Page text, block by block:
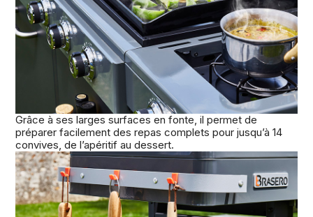
Grâce à ses larges surfaces en fonte, il permet de
préparer facilement des repas complets pour jusqu’à 14
convives, de l’apéritif au dessert.